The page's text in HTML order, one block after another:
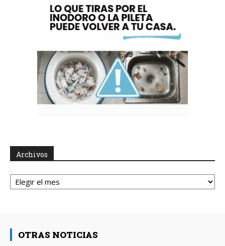
Archivos
Archivos
OTRAS NOTICIAS